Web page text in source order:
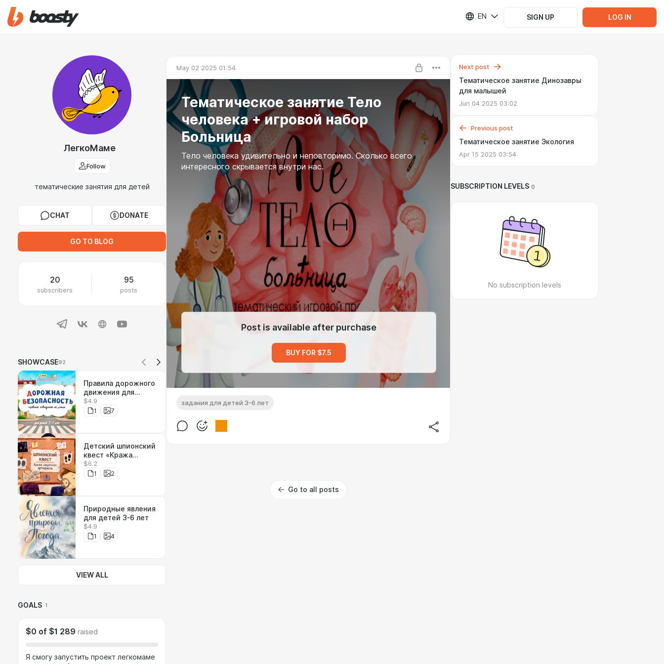
EN SIGN UP LOG IN
ЛегкоМаме
Follow
тематические занятия для детей
CHAT DONATE
GO TO BLOG
20
subscribers
95
posts
SHOWCASE92
Правила дорожного
движения для
детей
$4.9
1
7
Детский шпионский
квест «Кража
секретного
артефакта»
$6.2
1
2
Природные явления
для детей 3-6 лет
$4.9
1
4
VIEW ALL
GOALS 1
$0 of $1 289 raised
Я смогу запустить проект легкомаме
May 02 2025 01:54
Тематическое занятие Тело
человека + игровой набор
Больница
Тело человека удивительно и неповторимо. Сколько всего
интересного скрывается внутри нас.
Post is available after purchase
BUY FOR $7.5
задания для детей 3-6 лет
Go to all posts
Next post
Тематическое занятие Динозавры
для малышей
Jun 04 2025 03:02
Previous post
Тематическое занятие Экология
Apr 15 2025 03:54
SUBSCRIPTION LEVELS 0
No subscription levels